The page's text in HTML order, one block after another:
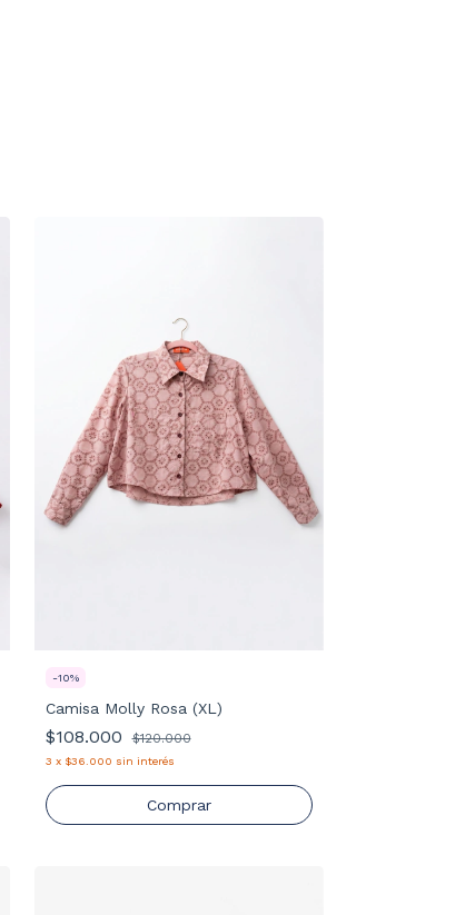
-10%
Camisa Molly Rosa (XL)
$108.000 $120.000
3 x $36.000 sin interés
Comprar